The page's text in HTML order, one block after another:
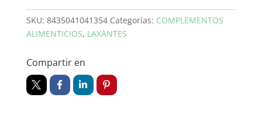
SKU: 8435041041354 Categorías: COMPLEMENTOS
ALIMENTICIOS, LAXANTES
Compartir en